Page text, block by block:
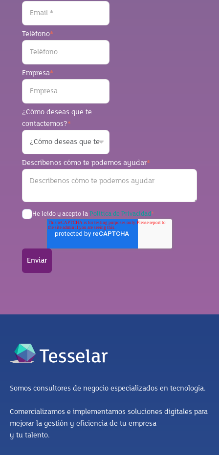
Teléfono*
Empresa*
¿Cómo deseas que te
contactemos?*
Descríbenos cómo te podemos ayudar*
He leído y acepto la Política de Privacidad*
Somos consultores de negocio especializados en tecnología.
Comercializamos e implementamos soluciones digitales para
mejorar la gestión y eficiencia de tu empresa
y tu talento.